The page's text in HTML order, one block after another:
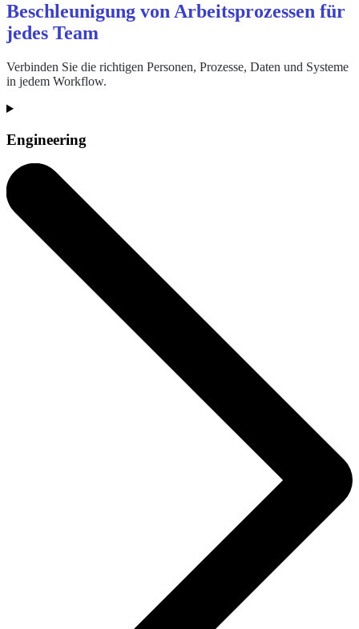
Beschleunigung von Arbeitsprozessen für
jedes Team
Verbinden Sie die richtigen Personen, Prozesse, Daten und Systeme
in jedem Workflow.
Engineering